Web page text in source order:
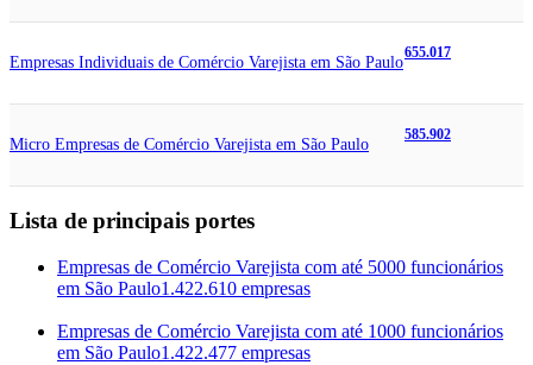
Empresas Individuais de Comércio Varejista em São Paulo
655.017
Micro Empresas de Comércio Varejista em São Paulo
585.902
Lista de principais portes
Empresas de Comércio Varejista com até 5000 funcionários
em São Paulo1.422.610 empresas
Empresas de Comércio Varejista com até 1000 funcionários
em São Paulo1.422.477 empresas